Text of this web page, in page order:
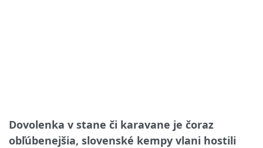
Dovolenka v stane či karavane je čoraz
obľúbenejšia, slovenské kempy vlani hostili